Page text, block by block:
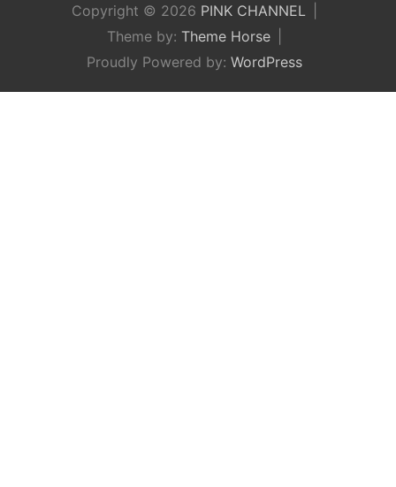
Copyright © 2026 PINK CHANNEL
Theme by: Theme Horse
Proudly Powered by: WordPress